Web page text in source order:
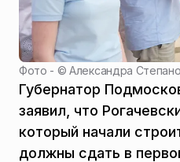
Фото - ©Александра
Губернатор
заявил, что
который начали
должны сдать в